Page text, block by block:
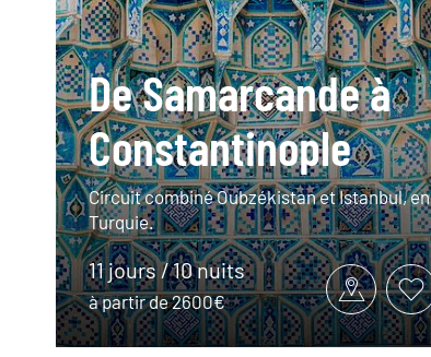
De Samarcande à
Constantinople
Circuit combiné Oubzékistan et Istanbul, en
Turquie.
11 jours / 10 nuits
à partir de 2600€